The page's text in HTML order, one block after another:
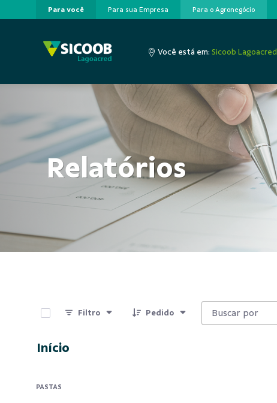
Pular para o Conteúdo principal
Para você Para sua Empresa Para o Agronegócio
Você está em:Sicoob Lagoacred
Relatórios
Filtro Pedido
Início
PASTAS